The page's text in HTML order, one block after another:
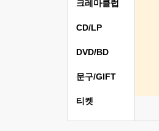
크레마클럽
CD/LP
DVD/BD
문구/GIFT
티켓